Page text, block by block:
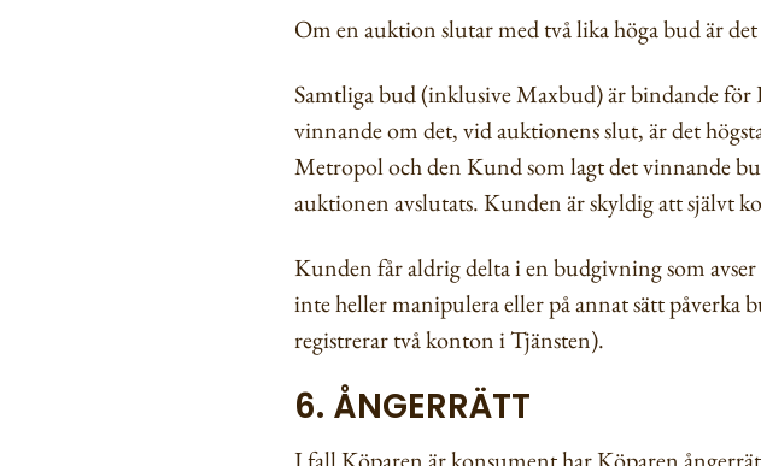
Om en auktion slutar med två lika höga bud är
Samtliga bud (inklusive Maxbud) är bindande
vinnande om det, vid auktionens slut, är det
Metropol och den Kund som lagt det vinnande
auktionen avslutats. Kunden är skyldig att självt
Kunden får aldrig delta i en budgivning som
inte heller manipulera eller på annat sätt
registrerar två konton i Tjänsten).
6. ÅNGERRÄTT